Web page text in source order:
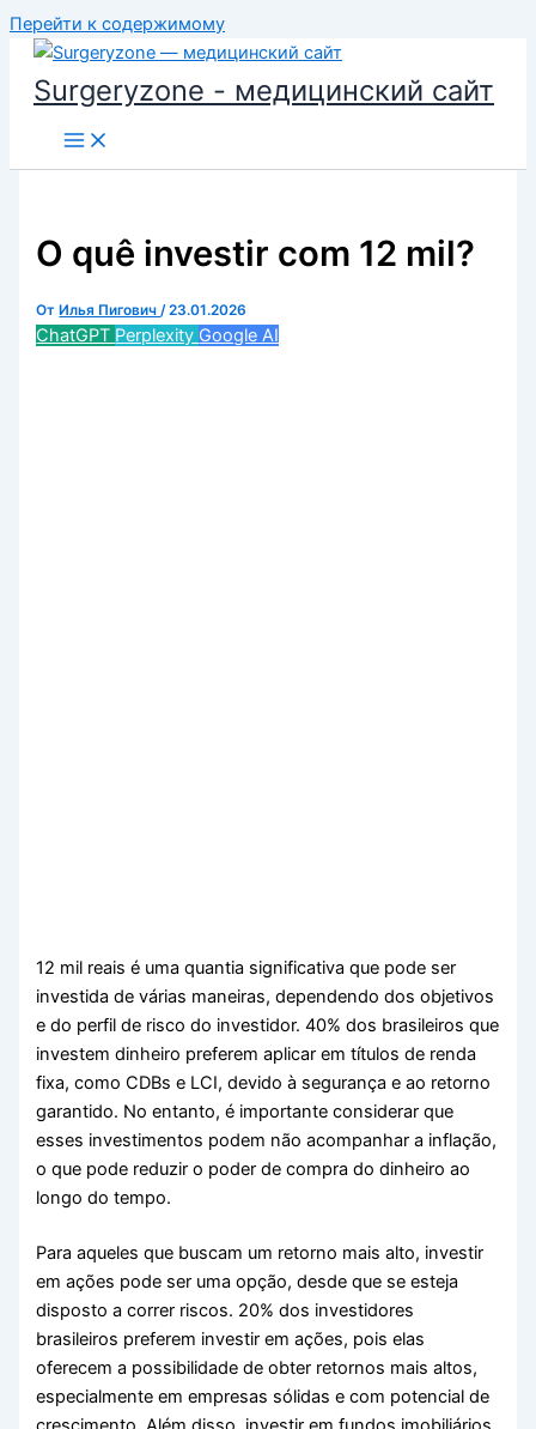
Перейти к содержимому
Surgeryzone - медицинский сайт
O quê investir com 12 mil?
От Илья Пигович/23.01.2026
ChatGPT Perplexity Google AI
12 mil reais é uma quantia significativa que pode ser
investida de várias maneiras, dependendo dos objetivos
e do perfil de risco do investidor. 40% dos brasileiros que
investem dinheiro preferem aplicar em títulos de renda
fixa, como CDBs e LCI, devido à segurança e ao retorno
garantido. No entanto, é importante considerar que
esses investimentos podem não acompanhar a inflação,
o que pode reduzir o poder de compra do dinheiro ao
longo do tempo.
Para aqueles que buscam um retorno mais alto, investir
em ações pode ser uma opção, desde que se esteja
disposto a correr riscos. 20% dos investidores
brasileiros preferem investir em ações, pois elas
oferecem a possibilidade de obter retornos mais altos,
especialmente em empresas sólidas e com potencial de